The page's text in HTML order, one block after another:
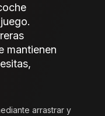
mantienen
arrastrar y